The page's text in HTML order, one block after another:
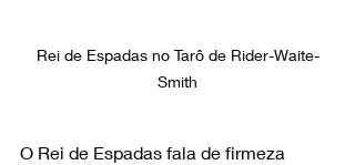
Rei de Espadas no Tarô de Rider-Waite-
Smith
O Rei de Espadas fala de firmeza